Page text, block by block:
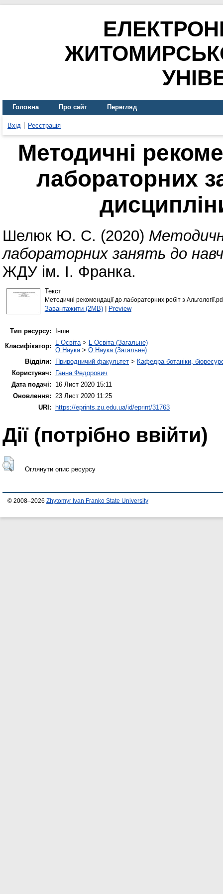
Головна Про сайт Перегляд
Вхід Реєстрація
Методичні
лабораторних
Шелюк Ю. С. (2020)
лабораторних занять до
ЖДУ ім. І. Франка.
Текст
Методичні рекомендації до лабораторних робіт з
Завантажити (2MB)| Preview
Тип ресурсу:
Інше
Класифікатор:
L Освіта> L Освіта (Загальне)
Q Наука> Q Наука (Загальне)
Відділи:
Природничий факультет > Кафедра ботаніки,
Користувач:
Ганна Федорович
Дата подачі:
16 Лист 2020 15:11
Оновлення: 23 Лист 2020 11:25
URI:
https://eprints.zu.edu.ua/id/eprint/31763
Дії ​​(потрібно ввійти)
Оглянути опис ресурсу
© 2008–2026 Zhytomyr Ivan Franko State University